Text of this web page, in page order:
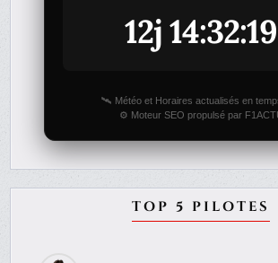
12j 14:32:19
🛰️ Météo et Horaires actualisés en
⚙️ Moteur SEO propulsé par
TOP 5 PILOTES